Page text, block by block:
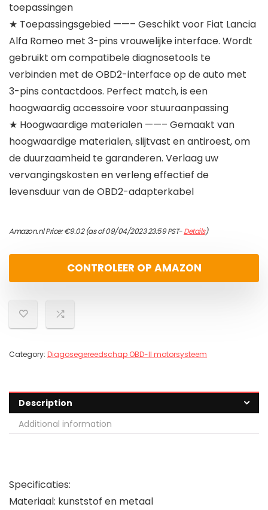
toepassingen
★ Toepassingsgebied ——– Geschikt voor Fiat Lancia
Alfa Romeo met 3-pins vrouwelijke interface. Wordt
gebruikt om compatibele diagnosetools te
verbinden met de OBD2-interface op de auto met
3-pins contactdoos. Perfect match, is een
hoogwaardig accessoire voor stuuraanpassing
★ Hoogwaardige materialen ——– Gemaakt van
hoogwaardige materialen, slijtvast en antiroest, om
de duurzaamheid te garanderen. Verlaag uw
vervangingskosten en verleng effectief de
levensduur van de OBD2-adapterkabel
Amazon.nl Price:€9.02(as of 09/04/2023 23:59 PST-Details)
CONTROLEER OP AMAZON
Category: Diagosegereedschap OBD-II motorsysteem
Description
Additional information
Specificaties:
Materiaal: kunststof en metaal